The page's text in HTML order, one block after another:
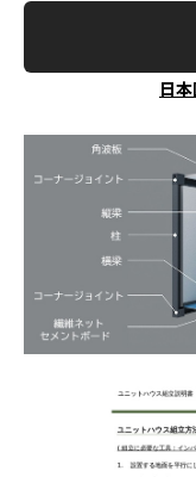
日